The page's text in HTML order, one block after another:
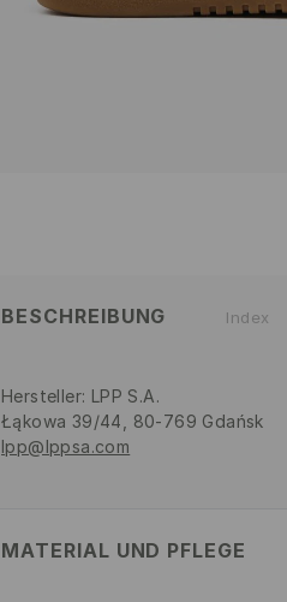
BESCHREIBUNG Index
Hersteller: LPP S.A.
Łąkowa 39/44, 80-769 Gdańsk
lpp@lppsa.com
MATERIAL UND PFLEGE